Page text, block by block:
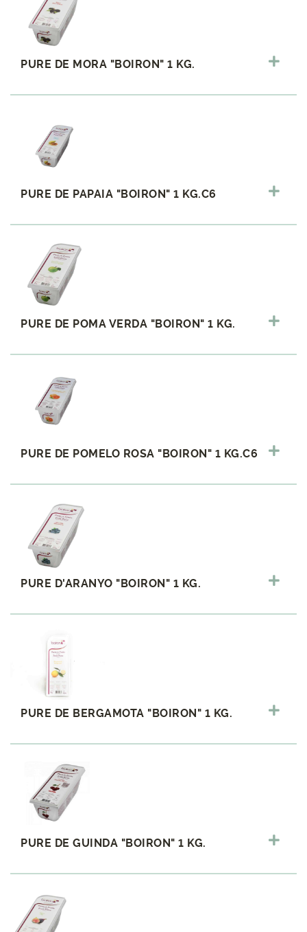
PURE DE MORA "BOIRON" 1 KG.
PURE DE PAPAIA "BOIRON" 1 KG.C6
PURE DE POMA VERDA "BOIRON" 1 KG.
PURE DE POMELO ROSA "BOIRON" 1 KG.C6
PURE D'ARANYO "BOIRON" 1 KG.
PURE DE BERGAMOTA "BOIRON" 1 KG.
PURE DE GUINDA "BOIRON" 1 KG.